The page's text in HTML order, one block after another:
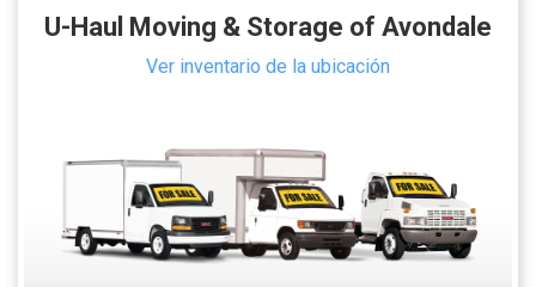
U-Haul Moving & Storage of Avondale
Ver inventario de la ubicación